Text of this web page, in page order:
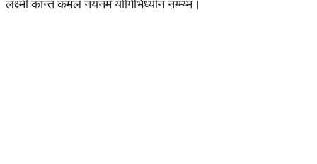
लक्ष्मी कान्तं कमल नयनम योगिभिर्ध्यान नग्म्य्म।